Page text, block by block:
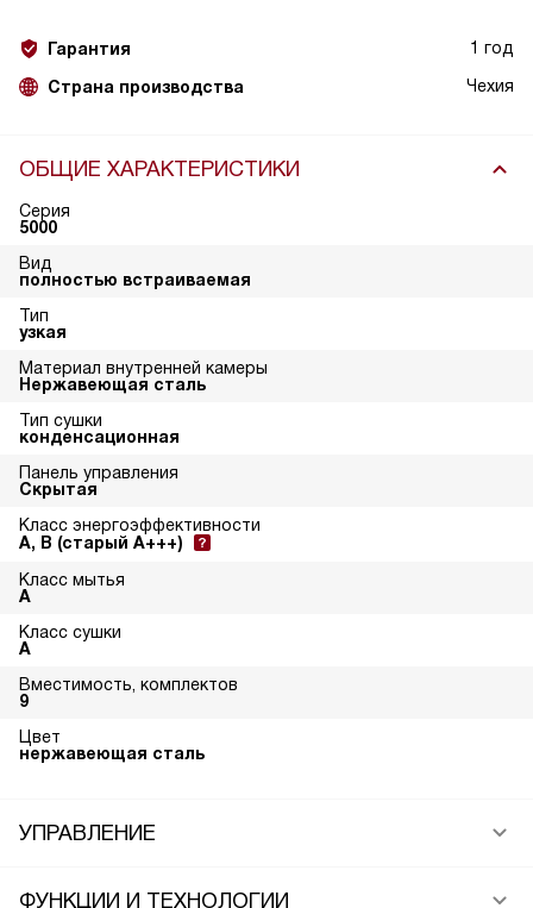
Гарантия 1 год
Страна производства Чехия
ОБЩИЕ ХАРАКТЕРИСТИКИ
Серия
5000
Вид
полностью встраиваемая
Тип
узкая
Материал внутренней камеры
Нержавеющая сталь
Тип сушки
конденсационная
Панель управления
Скрытая
Класс энергоэффективности
A, B (старый A+++)
Класс мытья
A
Класс сушки
A
Вместимость, комплектов
9
Цвет
нержавеющая сталь
УПРАВЛЕНИЕ
ФУНКЦИИ И ТЕХНОЛОГИИ